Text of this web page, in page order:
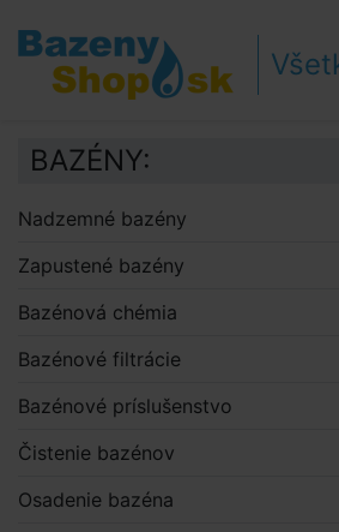
Prejsť na obsah
Prejsť k bočnému stĺpci
Klávesové skratky
BAZÉNY:
Nadzemné bazény
Zapustené bazény
Bazénová chémia
Bazénové filtrácie
Bazénové príslušenstvo
Čistenie bazénov
Osadenie bazéna